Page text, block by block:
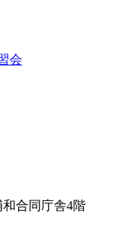
会
合同庁舎4階